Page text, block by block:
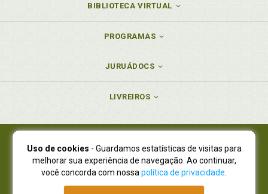
BIBLIOTECA VIRTUAL
PROGRAMAS
JURUÁDOCS
LIVREIROS
Juruá Editora Ltda., CNPJ 77.535.508/0001-19
Juruá Informática Ltda., CNPJ 01.701.561/0001-80
NOVO ENDEREÇO:R. Flávio Dallegrave, 7665, São Lourenço |
Curitiba - Paraná - CEP 82210-310
Uso de cookies - Guardamos estatísticas de visitas para
melhorar sua experiência de navegação. Ao continuar,
você concorda com nossa política de privacidade